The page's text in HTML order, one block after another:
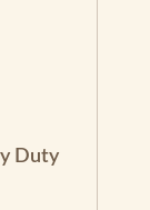
Duty